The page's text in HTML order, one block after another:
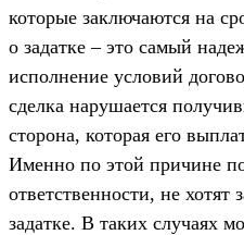
которые заключаются на
о задатке – это самый
исполнение условий
сделка нарушается
сторона, которая его
Именно по этой причине
ответственности, не хотят
задатке. В таких случаях